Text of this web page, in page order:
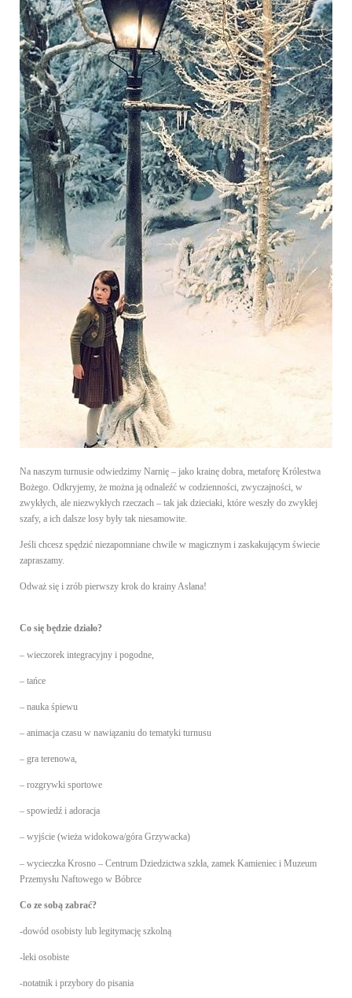
Na naszym turnusie odwiedzimy Narnię – jako krainę dobra, metaforę Królestwa
Bożego. Odkryjemy, że można ją odnaleźć w codzienności, zwyczajności, w
zwykłych, ale niezwykłych rzeczach – tak jak dzieciaki, które weszły do zwykłej
szafy, a ich dalsze losy były tak niesamowite.
Jeśli chcesz spędzić niezapomniane chwile w magicznym i zaskakującym świecie
zapraszamy.
Odważ się i zrób pierwszy krok do krainy Aslana!
Co się będzie działo?
– wieczorek integracyjny i pogodne,
– tańce
– nauka śpiewu
– animacja czasu w nawiązaniu do tematyki turnusu
– gra terenowa,
– rozgrywki sportowe
– spowiedź i adoracja
– wyjście (wieża widokowa/góra Grzywacka)
– wycieczka Krosno – Centrum Dziedzictwa szkła, zamek Kamieniec i Muzeum
Przemysłu Naftowego w Bóbrce
Co ze sobą zabrać?
-dowód osobisty lub legitymację szkolną
-leki osobiste
-notatnik i przybory do pisania